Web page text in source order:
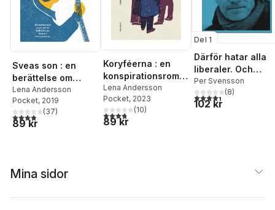
Sveas son : en
berättelse om
folkhemmet
Lena Andersson
Pocket, 2019
3,9utav 5 stjärnor. Totalt antal röster:
(37)
89 kr
Koryféerna : en
konspirationsroma
n
Lena Andersson
Pocket, 2023
3,8utav 5 stjärnor. Totalt antal röster:
(10)
89 kr
Del 1
Därför hatar alla
liberaler. Och
därför har alla fel.
Per Svensson
4,4utav 5 stjärnor.
(8)
102 kr
Mina sidor